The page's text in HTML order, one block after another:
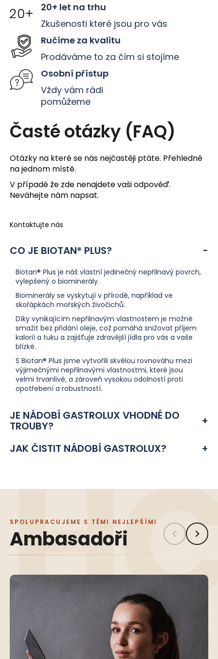
p
r
v
k
y
i
s
u
20+ let na trhu
Zkušenosti které jsou pro vás
Ručíme za kvalitu
Prodáváme to za čím si stojíme
Osobní přístup
Vždy vám rádi
pomůžeme
Časté otázky (FAQ)
Otázky na které se nás nejčastěji ptáte. Přehledně
na jednom místě.
V případě že zde nenajdete vaši odpověď.
Neváhejte nám napsat.
Kontaktujte nás
CO JE BIOTAN® PLUS?
Biotan® Plus je náš vlastní jedinečný nepřilnavý povrch,
vylepšený o biominerály.
Biominerály se vyskytují v přírodě, například ve
skořápkách mořských živočichů.
Díky vynikajícím nepřilnavým vlastnostem je možné
smažit bez přidání oleje, což pomáhá snižovat příjem
kalorií a tuku a zajišťuje zdravější jídla pro vás a vaše
blízké.
S Biotan® Plus jsme vytvořili skvělou rovnováhu mezi
výjimečnými nepřilnavými vlastnostmi, které jsou
velmi trvanlivé, a zároveň vysokou odolností proti
opotřebení a robustností.
JE NÁDOBÍ GASTROLUX VHODNÉ DO
TROUBY?
JAK ČISTIT NÁDOBÍ GASTROLUX?
SPOLUPRACUJEME S TĚMI NEJLEPŠÍMI
Ambasadoři